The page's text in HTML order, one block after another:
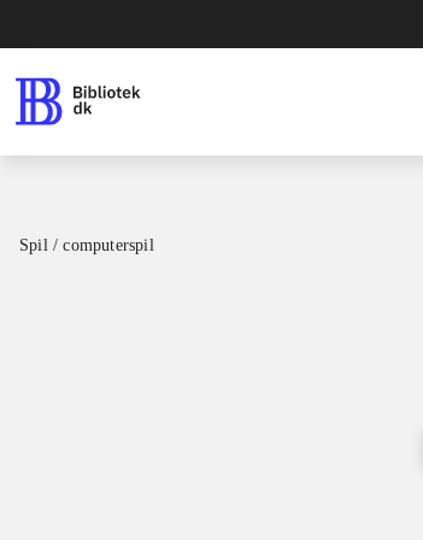
Spil / computerspil